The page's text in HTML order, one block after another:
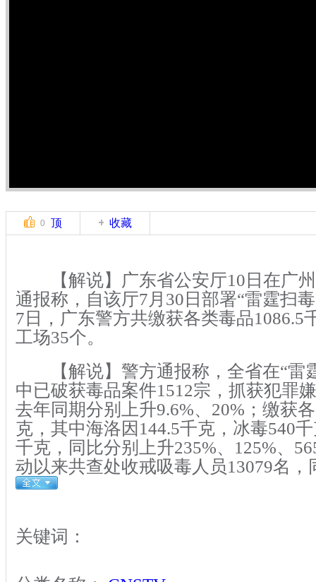
0 顶 收藏
【解说】广东省公安厅10日在广州
通报称，自该厅7月30日部署“雷霆扫
7日，广东警方共缴获各类毒品1086.5
工场35个。
【解说】警方通报称，全省在“雷
中已破获毒品案件1512宗，抓获犯罪
去年同期分别上升9.6%、20%；缴获
克，其中海洛因144.5千克，冰毒540
千克，同比分别上升235%、125%、
动以来共查处收戒吸毒人员13079名，
关键词：